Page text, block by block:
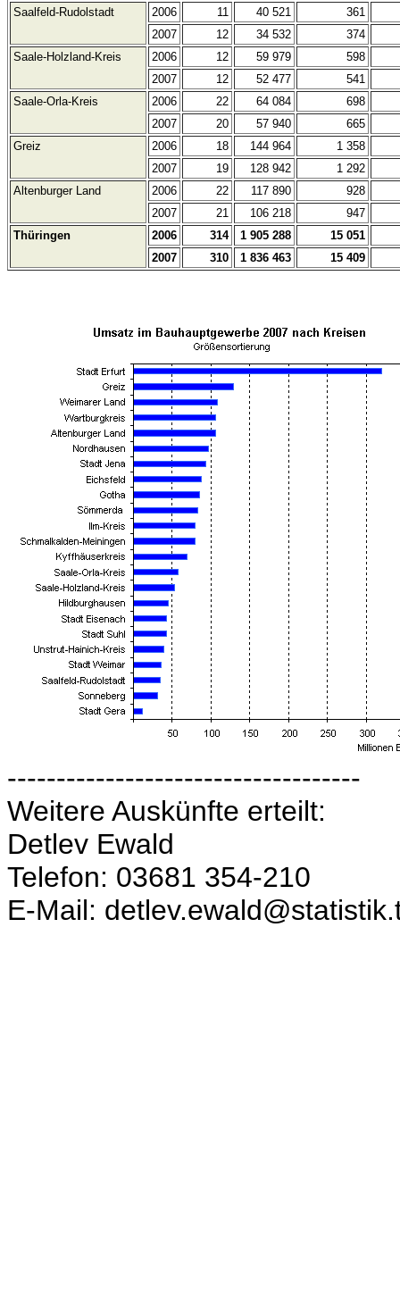
Saalfeld-Rudolstadt 2006 11 40 521
361
2007
12 34 532
374
Saale-Holzland-Kreis
2006 12 59 979
598
2007
12 52 477
541
Saale-Orla-Kreis
2006 22 64 084
698
2007
20 57 940
665
Greiz
2006 18 144 964
1 358
2007
19 128 942
1 292
Altenburger Land
2006 22 117 890
928
2007
21 106 218
947
Thüringen
2006 314 1 905 288
15 051
2007
310 1 836 463 15 409
------------------------------------
Weitere Auskünfte erteilt:
Detlev Ewald
Telefon: 03681 354-210
E-Mail: